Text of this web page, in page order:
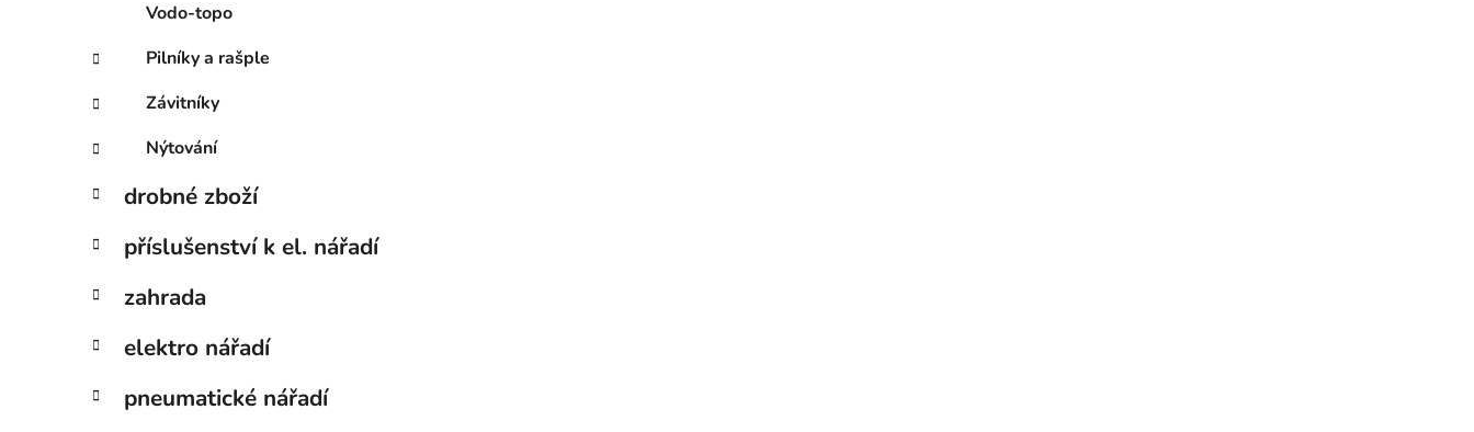
Vodo-topo
Pilníky a rašple
Závitníky
Nýtování
drobné zboží
příslušenství k el. nářadí
zahrada
elektro nářadí
pneumatické nářadí